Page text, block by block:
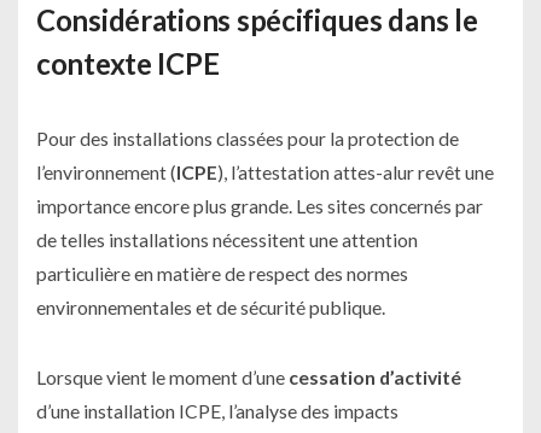
Considérations spécifiques dans le
contexte ICPE
Pour des installations classées pour la protection de
l’environnement (ICPE), l’attestation attes-alur revêt une
importance encore plus grande. Les sites concernés par
de telles installations nécessitent une attention
particulière en matière de respect des normes
environnementales et de sécurité publique.
Lorsque vient le moment d’une cessation d’activité
d’une installation ICPE, l’analyse des impacts